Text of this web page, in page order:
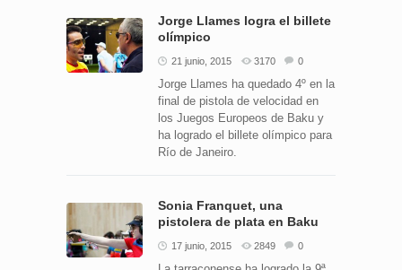
Jorge Llames logra el billete
olímpico
21 junio, 2015 3170 0
Jorge Llames ha quedado 4º en la
final de pistola de velocidad en
los Juegos Europeos de Baku y
ha logrado el billete olímpico para
Río de Janeiro.
Sonia Franquet, una
pistolera de plata en Baku
17 junio, 2015 2849 0